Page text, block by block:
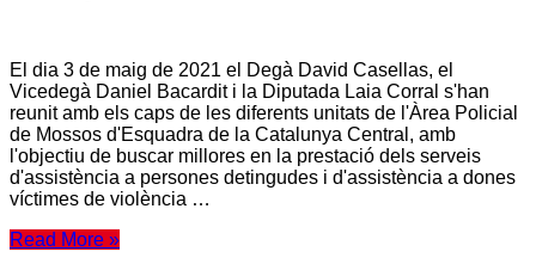
El dia 3 de maig de 2021 el Degà David Casellas, el
Vicedegà Daniel Bacardit i la Diputada Laia Corral s'han
reunit amb els caps de les diferents unitats de l'Àrea Policial
de Mossos d'Esquadra de la Catalunya Central, amb
l'objectiu de buscar millores en la prestació dels serveis
d'assistència a persones detingudes i d'assistència a dones
víctimes de violència …
Read More »